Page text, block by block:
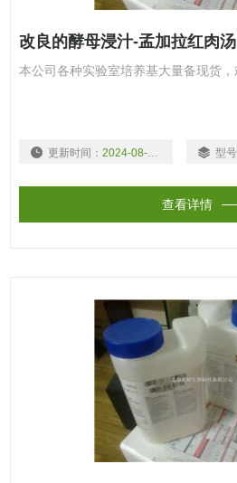
改良的酵母浸汁-孟加拉红肉汤
本公司各种实验室培养基大量备现货
更新时间： 2024-08-08 型号
查看详情